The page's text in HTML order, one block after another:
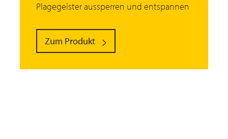
Plagegeister aussperren und entspannen
Zum Produkt